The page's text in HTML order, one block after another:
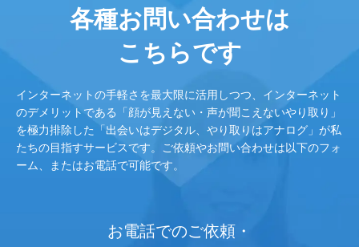
各種お問い合わせは
こちらです
インターネットの手軽さを最大限に活用しつつ、インターネット
のデメリットである「顔が見えない・声が聞こえないやり取り」
を極力排除した「出会いはデジタル、やり取りはアナログ」が私
たちの目指すサービスです。ご依頼やお問い合わせは以下のフォ
ーム、またはお電話で可能です。
お電話でのご依頼・